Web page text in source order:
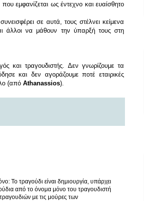
εμφανίζεται ως έντεχνο και ευαίσθητο
σε αυτά, τους στέλνει κείμενα
άλλοι να μάθουν την ύπαρξή τους στη
και τραγουδιστής. Δεν γνωρίζουμε τα
και δεν αγοράζουμε ποτέ εταιρικές
(από Athanassios).
Το τραγούδι είναι δημιουργία, υπάρχει
από το όνομα μόνο του τραγουδιστή
με τις μούρες των